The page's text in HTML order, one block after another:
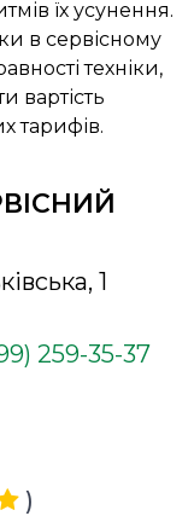
їх усунення.
в сервісному
техніки,
вартість
тарифів.
1
259-35-37
)